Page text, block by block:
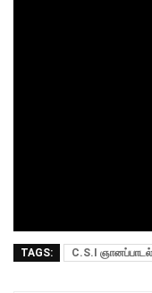
TAGS: C.S.I